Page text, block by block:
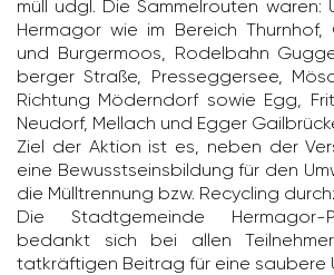
müll udgl. Die Sammel­routen
Hermagor wie im Bereich Thurnhof,
und Burger­moos, Rodel­bahn
berger Straße, Pres­seg­gersee,
Rich­tung Mödern­dorf sowie Egg,
Neudorf, Mellach und Egger
Ziel der Aktion ist es, neben der
eine Bewusst­seins­bil­dung für den
die Müll­tren­nung bzw. Recy­cling
Die Stadt­ge­meinde Hermagor-
bedankt sich bei allen
tatkräf­tigen Beitrag für eine saubere